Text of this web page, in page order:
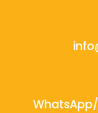
WhatsApp/